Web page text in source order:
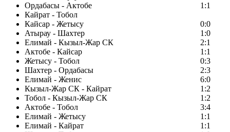
Ордабасы - Актобе
1:1
Кайрат - Тобол
Кайсар - Жетысу
0:0
Атырау - Шахтер
1:0
Елимай - Кызыл-Жар СК
2:1
Актобе - Кайсар
1:1
Жетысу - Тобол
0:3
Шахтер - Ордабасы
2:3
Елимай - Женис
6:0
Кызыл-Жар СК - Кайрат
1:2
Тобол - Кызыл-Жар СК
1:2
Актобе - Тобол
3:4
Елимай - Жетысу
1:1
Елимай - Кайрат
1:1